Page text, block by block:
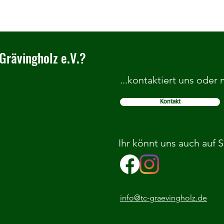
e.V.?
...kontaktiert uns oder
Kontakt
Ihr könnt uns auch auf
info@tc-graevingholz.de